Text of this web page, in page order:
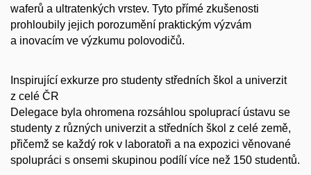
waferů a ultratenkých vrstev. Tyto přímé zkušenosti
prohloubily jejich porozumění praktickým výzvám
a inovacím ve výzkumu polovodičů.
Inspirující exkurze pro studenty středních škol a univerzit
z celé ČR
Delegace byla ohromena rozsáhlou spoluprací ústavu se
studenty z různých univerzit a středních škol z celé země,
přičemž se každý rok v laboratoři a na expozici věnované
spolupráci s onsemi skupinou podílí více než 150 studentů.